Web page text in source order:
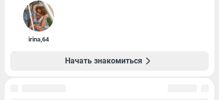
irina,64
Начать знакомиться